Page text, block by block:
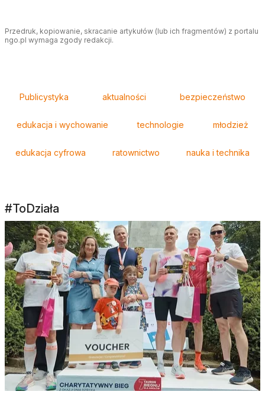
Przedruk, kopiowanie, skracanie artykułów (lub ich fragmentów) z portalu
ngo.pl wymaga zgody redakcji.
Publicystyka aktualności bezpieczeństwo
edukacja i wychowanie technologie młodzież
edukacja cyfrowa ratownictwo nauka i technika
#ToDziała